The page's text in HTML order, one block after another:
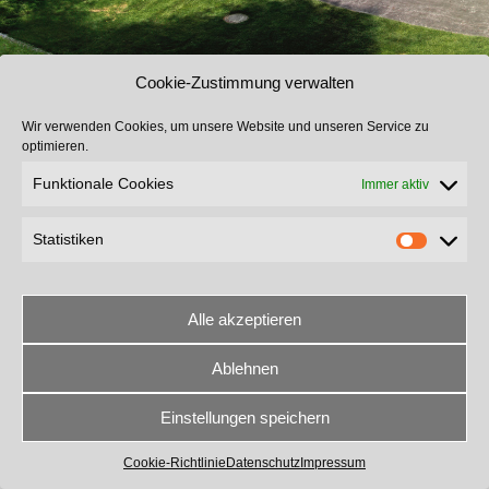
Cookie-Zustimmung verwalten
Wir verwenden Cookies, um unsere Website und unseren Service zu
optimieren.
Funktionale Cookies Immer aktiv
Statistiken
Alle akzeptieren
Ablehnen
Einstellungen speichern
Cookie-Richtlinie Datenschutz Impressum
The contents of this page are copyright © 2024 Mayr Planen und Zelte e.K